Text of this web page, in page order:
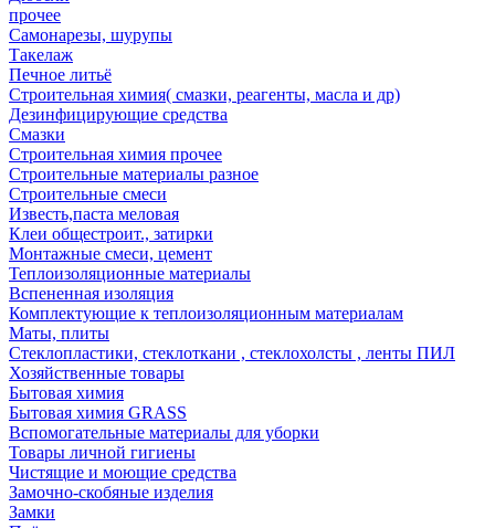
прочее
Самонарезы, шурупы
Такелаж
Печное литьё
Строительная химия( смазки, реагенты, масла и др)
Дезинфицирующие средства
Смазки
Строительная химия прочее
Строительные материалы разное
Строительные смеси
Известь,паста меловая
Клеи общестроит., затирки
Монтажные смеси, цемент
Теплоизоляционные материалы
Вспененная изоляция
Комплектующие к теплоизоляционным материалам
Маты, плиты
Стеклопластики, стеклоткани , стеклохолсты , ленты ПИЛ
Хозяйственные товары
Бытовая химия
Бытовая химия GRASS
Вспомогательные материалы для уборки
Товары личной гигиены
Чистящие и моющие средства
Замочно-скобяные изделия
Замки